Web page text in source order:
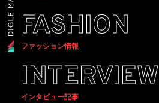
FASHION
ファッション情報
INTERVIEW
インタビュー記事